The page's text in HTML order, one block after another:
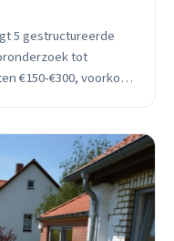
5 gestructureerde
tot
€150-€300, voorkomt